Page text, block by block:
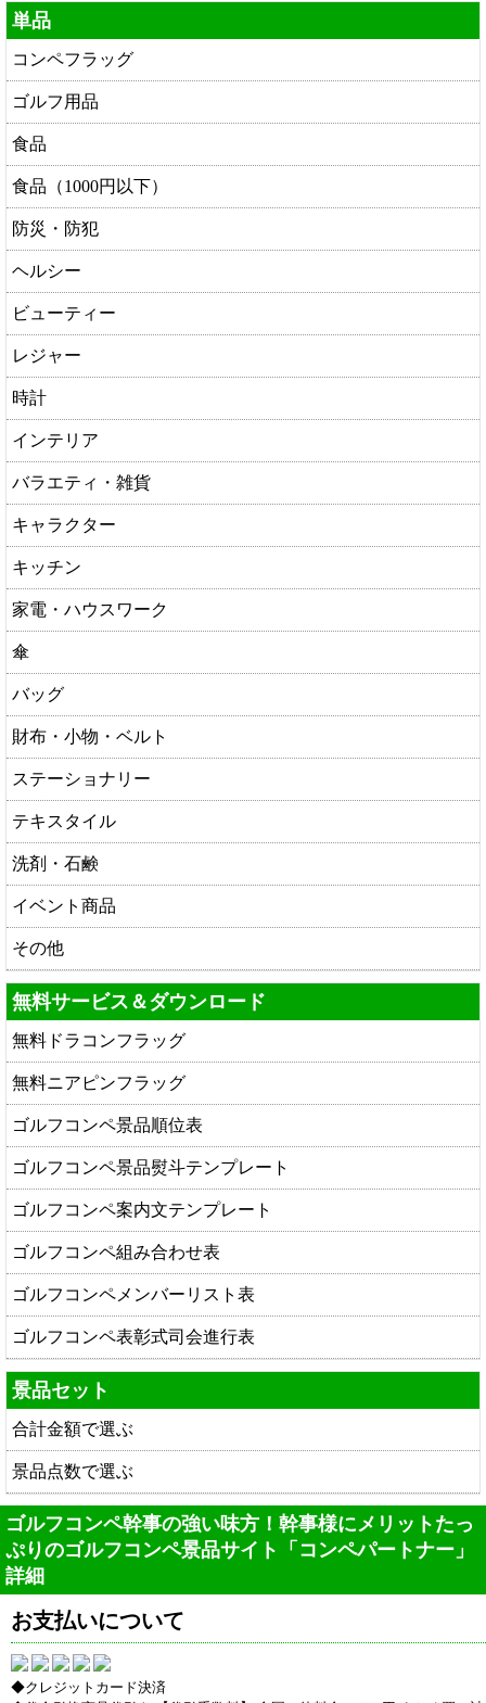
単品
コンペフラッグ
ゴルフ用品
食品
食品（1000円以下）
防災・防犯
ヘルシー
ビューティー
レジャー
時計
インテリア
バラエティ・雑貨
キャラクター
キッチン
家電・ハウスワーク
傘
バッグ
財布・小物・ベルト
ステーショナリー
テキスタイル
洗剤・石鹸
イベント商品
その他
無料サービス＆ダウンロード
無料ドラコンフラッグ
無料ニアピンフラッグ
ゴルフコンペ景品順位表
ゴルフコンペ景品熨斗テンプレート
ゴルフコンペ案内文テンプレート
ゴルフコンペ組み合わせ表
ゴルフコンペメンバーリスト表
ゴルフコンペ表彰式司会進行表
景品セット
合計金額で選ぶ
景品点数で選ぶ
ゴルフコンペ幹事の強い味方！幹事様にメリットたっ
ぷりのゴルフコンペ景品サイト「コンペパートナー」
詳細
お支払いについて
◆クレジットカード決済